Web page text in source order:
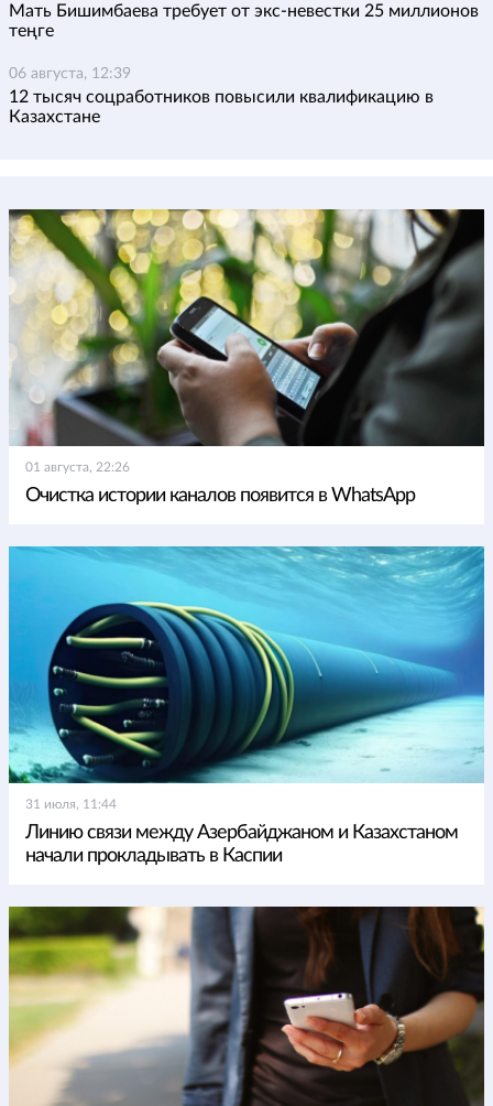
Мать Бишимбаева требует от экс-невестки 25 миллионов
теңге
06 августа, 12:39
12 тысяч соцработников повысили квалификацию в
Казахстане
01 августа, 22:26
Очистка истории каналов появится в WhatsApp
31 июля, 11:44
Линию связи между Азербайджаном и Казахстаном
начали прокладывать в Каспии